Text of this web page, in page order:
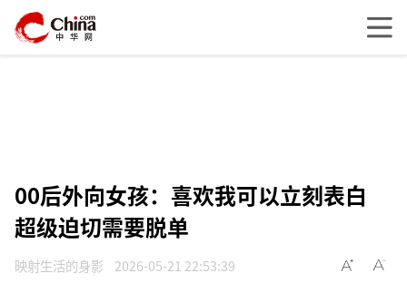
00后外向女孩：喜欢我可以立刻表白
超级迫切需要脱单
映射生活的身影 2026-05-21 22:53:39